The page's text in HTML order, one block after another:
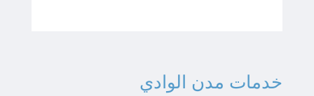
خدمات مدن الوادي